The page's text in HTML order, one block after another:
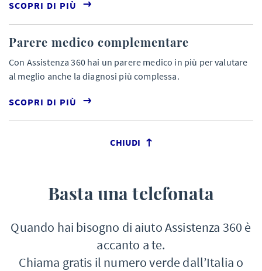
SCOPRI DI PIÙ
Parere medico complementare
Con Assistenza 360 hai un parere medico in più per valutare
al meglio anche la diagnosi più complessa.
SCOPRI DI PIÙ
CHIUDI
Basta una telefonata
Quando hai bisogno di aiuto Assistenza 360 è
accanto a te.
Chiama gratis il numero verde dall’Italia o